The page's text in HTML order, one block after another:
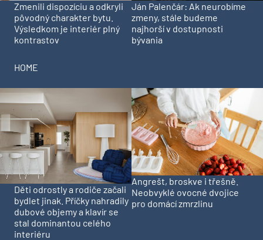
Zmenili dispozíciu a odkryli
pôvodný charakter bytu.
Výsledkom je interiér plný
kontrastov
Ján Palenčár: Ak neurobíme
zmeny, stále budeme
najhorší v dostupnosti
bývania
HOME
Děti odrostly a rodiče začali
bydlet jinak. Příčky nahradily
dubové objemy a klavír se
stal dominantou celého
interiéru
Angrešt, broskve i třešně.
Neobvyklé ovocné dvojice
pro domácí zmrzlinu